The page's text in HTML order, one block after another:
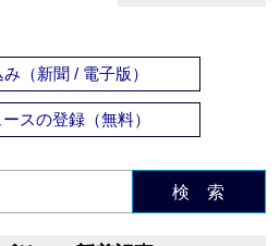
（新聞 / 電子版）
スの登録（無料）
検 索